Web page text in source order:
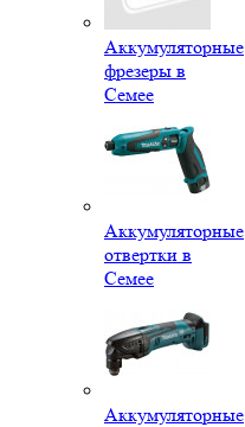
Аккумуляторные
фрезеры в
Семее
Аккумуляторные
отвертки в
Семее
Аккумуляторные